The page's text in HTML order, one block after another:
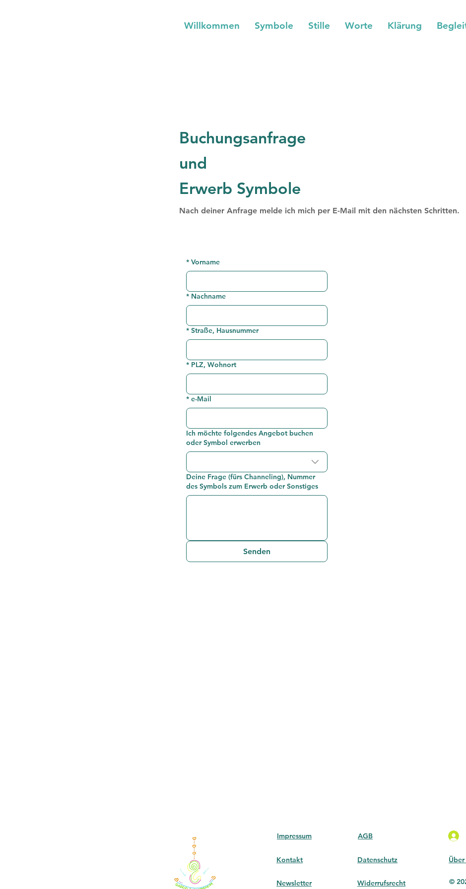
Willkommen Symbole Stille Worte Klärung
Buchungsanfrage
und
Erwerb Symbole
​Nach deiner Anfrage melde ich mich per E-Mail mit den nächsten Schritten.
* Vorname
* Nachname
* Straße, Hausnummer
* PLZ, Wohnort
* e-Mail
Ich möchte folgendes Angebot buchen
oder Symbol erwerben
Deine Frage (fürs Channeling), Nummer
des Symbols zum Erwerb oder Sonstiges
Senden
Impressum
Kontakt
Newsletter
AGB
Datenschutz
Widerrufsrecht
©